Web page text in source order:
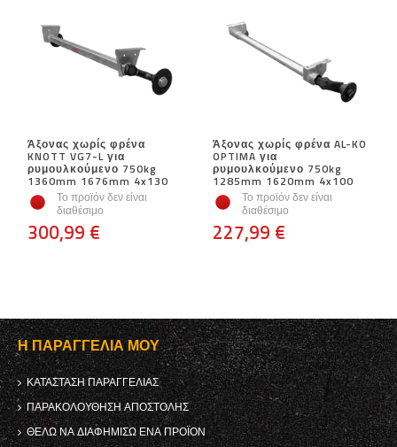
Άξονας χωρίς φρένα
KNOTT VG7-L για
ρυμουλκούμενο 750kg
1360mm 1676mm 4x130
Το προϊόν δεν είναι
διαθέσιμο
300,99 €
Άξονας χωρίς φρένα AL-KO
OPTIMA για
ρυμουλκούμενο 750kg
1285mm 1620mm 4x100
Το προϊόν δεν είναι
διαθέσιμο
227,99 €
Η ΠΑΡΑΓΓΕΛΊΑ ΜΟΥ
ΚΑΤΆΣΤΑΣΗ ΠΑΡΑΓΓΕΛΊΑΣ
ΠΑΡΑΚΟΛΟΎΘΗΣΗ ΑΠΟΣΤΟΛΉΣ
ΘΈΛΩ ΝΑ ΔΙΑΦΗΜΊΣΩ ΈΝΑ ΠΡΟΪΌΝ